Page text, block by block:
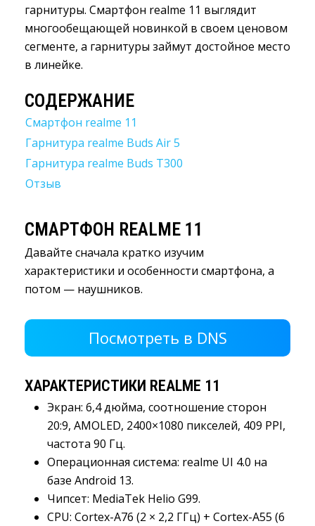
гарнитуры. Смартфон realme 11 выглядит
многообещающей новинкой в своем ценовом
сегменте, а гарнитуры займут достойное место
в линейке.
СОДЕРЖАНИЕ
Смартфон realme 11
Гарнитура realme Buds Air 5
Гарнитура realme Buds T300
Отзыв
СМАРТФОН REALME 11
Давайте сначала кратко изучим
характеристики и особенности смартфона, а
потом — наушников.
Посмотреть в DNS
ХАРАКТЕРИСТИКИ REALME 11
Экран: 6,4 дюйма, соотношение сторон
20:9, AMOLED, 2400×1080 пикселей, 409 PPI,
частота 90 Гц.
Операционная система: realme UI 4.0 на
базе Android 13.
Чипсет: MediaTek Helio G99.
CPU: Cortex-A76 (2 × 2,2 ГГц) + Cortex-A55 (6